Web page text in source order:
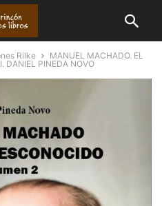
Rilke
MANUEL MACHADO. EL
DANIEL PINEDA NOVO